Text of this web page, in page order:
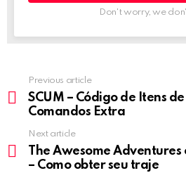
Don't worry, we
more
Previous article
SCUM – Código de Itens
Comandos Extra
Next article
The Awesome
– Como obter seu traje